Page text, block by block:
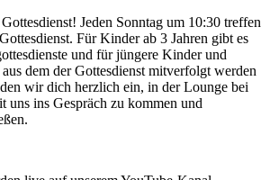
Jeden Sonntag um 10:30 treffen
Für Kinder ab 3 Jahren gibt es
und für jüngere Kinder und
dem der Gottesdienst mitverfolgt werden
wir dich herzlich ein, in der Lounge bei
uns ins Gespräch zu kommen und